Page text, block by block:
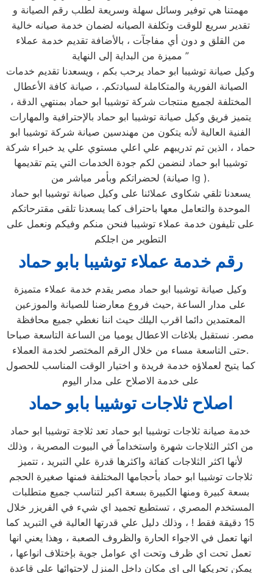
مهمتنا هي توفير وسائل سهلة وسريعة لطلب رقم الصيانة و
تقدير سريع للوقت وتكلفة الصيانه لضمان خدمة صيانه خالية
من القلق و دون أي مفاجآت ، بالأضافة تقديم خدمة عملاء
مميزة من البداية إلى النهاية ”
وكيل صيانة توشيبا ابو حماد يرحب بكم ، ويسعدنا تقديم خدمات
الصيانة الفورية والمتكاملة لسيادتكم. ، صيانة كافة الأعطال
المختلفة لجميع منتجات شركة توشيبا ابو حماد بمنتهي الدقة ،
يتميز فريق وكيل صيانة توشيبا ابو حماد بالإحترافية والمهارات
الفنية العالية لأنه يتكون من مهندسين صيانة شركة توشيبا ابو
حماد ، الذين تم تدريبهم علي اعلي مستوي علي يد خبراء شركة
توشيبا ابو حماد لنضمن لكم جودة الخدمات التي يتم تقديمها
لحضراتكم وبأمر مباشر من (صيانة lg ).
يسعدنا تلقي شكاوى عملائنا على وكيل صيانة توشيبا ابو حماد
الموحدة والتعامل معها باحتراف كما يسعدنا تلقى مقترحاتكم
على تليفون خدمة عملاء توشيبا فنحن منكم وفيكم ونعمل على
التطوير من اجلكم
رقم خدمة عملاء توشيبا بابو حماد
وكيل صيانة توشيبا ابو حماد مصر يقدم خدمة عملاء متميزة
على مدار الساعة ,حيث فروع معارضنا للصيانة والموزعين
المعتمدين دائما اقرب اليلك حيث اننا نغطي جميع محافظة
مصر. نستقبل بلاغات الاعطال يوميا من الساعة التاسعة صباحا
حتى التاسعة مساء من خلال الرقم المختصر لخدمة العملاء.
كما يتيح لعملاؤه خدمة فريدة و اختيار الوقت المناسب للحصول
على خدمة الاصلاح على مدار اليوم
اصلاح ثلاجات توشيبا بابو حماد
خدمة صيانة ثلاجات توشيبا ابو حماد تعد ثلاجة توشيبا ابو حماد
من اكثر الثلاجات شهرة واستخداماً في البيوت المصرية ، وذلك
لأنها اكثر الثلاجات كفائة واكثرها قدرة علي التبريد ، تتميز
ثلاجات توشيبا ابو حماد بأحجامها المختلفة فمنها صغيرة الحجم
بسعة كبيرة ومنها الكبيرة بسعة اكبر لتناسب جميع متطلبات
المستخدم المصري ، تستطيع تجميد اي شيء في الفريزر خلال
15 دقيقة فقط ! ، وذلك دليل علي قدرتها العالية في التبريد كما
انها تعمل في الاجواء الحارة والظروف الصعبة ، وهذا يعني انها
تعمل تحت اي ظرف وتحت اي عوامل جوية بإختلاف انواعها ،
يمكن تحريكها الي اي مكان داخل المنزل لإحتوائها علي قاعدة